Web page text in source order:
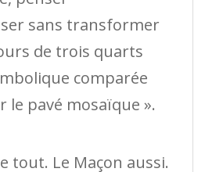
sans transformer
de trois quarts
comparée
le pavé mosaïque ».
tout. Le Maçon aussi.